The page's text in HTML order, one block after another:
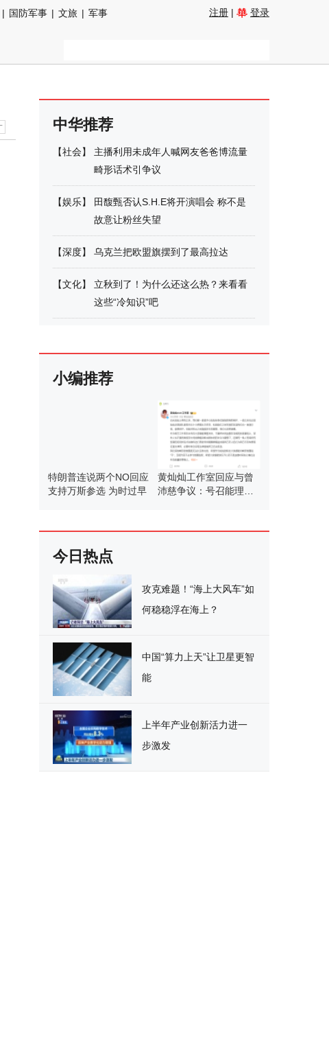
| 国防军事 | 文旅 | 军事
注册 | 登录
中华推荐
【社会】
主播利用未成年人喊网友爸爸博流量
畸形话术引争议
【娱乐】
田馥甄否认S.H.E将开演唱会 称不是
故意让粉丝失望
【深度】 乌克兰把欧盟旗摆到了最高拉达
【文化】
立秋到了！为什么还这么热？来看看
这些“冷知识”吧
小编推荐
特朗普连说两个NO回应
支持万斯参选 为时过早
黄灿灿工作室回应与曾
沛慈争议：号召能理智
今日热点
攻克难题！“海上大风车”如
何稳稳浮在海上？
中国“算力上天”让卫星更智
能
上半年产业创新活力进一
步激发